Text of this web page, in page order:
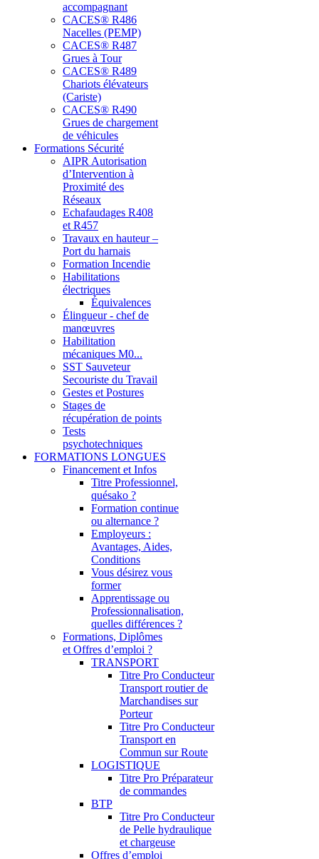
accompagnant
CACES® R486
Nacelles (PEMP)
CACES® R487
Grues à Tour
CACES® R489
Chariots élévateurs
(Cariste)
CACES® R490
Grues de chargement
de véhicules
Formations Sécurité
AIPR Autorisation
d’Intervention à
Proximité des
Réseaux
Echafaudages R408
et R457
Travaux en hauteur –
Port du harnais
Formation Incendie
Habilitations
électriques
Équivalences
Élingueur - chef de
manœuvres
Habilitation
mécaniques M0...
SST Sauveteur
Secouriste du Travail
Gestes et Postures
Stages de
récupération de points
Tests
psychotechniques
FORMATIONS LONGUES
Financement et Infos
Titre Professionnel,
quésako ?
Formation continue
ou alternance ?
Employeurs :
Avantages, Aides,
Conditions
Vous désirez vous
former
Apprentissage ou
Professionnalisation,
quelles différences ?
Formations, Diplômes
et Offres d’emploi ?
TRANSPORT
Titre Pro Conducteur
Transport routier de
Marchandises sur
Porteur
Titre Pro Conducteur
Transport en
Commun sur Route
LOGISTIQUE
Titre Pro Préparateur
de commandes
BTP
Titre Pro Conducteur
de Pelle hydraulique
et chargeuse
Offres d’emploi